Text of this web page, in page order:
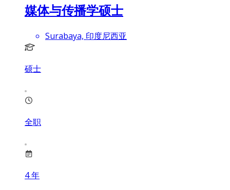
媒体与传播学硕士
Surabaya, 印度尼西亚
硕士
全职
4年